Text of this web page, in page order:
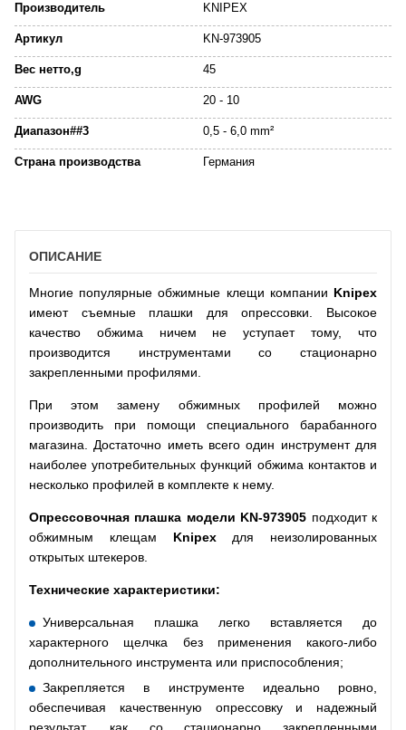
Производитель KNIPEX
Артикул KN-973905
Вес нетто,g 45
AWG 20 - 10
Диапазон##3 0,5 - 6,0 mm²
Страна производства Германия
ОПИСАНИЕ
Многие популярные обжимные клещи компании Knipex
имеют съемные плашки для опрессовки. Высокое
качество обжима ничем не уступает тому, что
производится инструментами со стационарно
закрепленными профилями.
При этом замену обжимных профилей можно
производить при помощи специального барабанного
магазина. Достаточно иметь всего один инструмент для
наиболее употребительных функций обжима контактов и
несколько профилей в комплекте к нему.
Опрессовочная плашка модели KN-973905 подходит к
обжимным клещам Knipexдля неизолированных
открытых штекеров.
Технические характеристики:
Универсальная плашка легко вставляется до
характерного щелчка без применения какого-либо
дополнительного инструмента или приспособления;
Закрепляется в инструменте идеально ровно,
обеспечивая качественную опрессовку и надежный